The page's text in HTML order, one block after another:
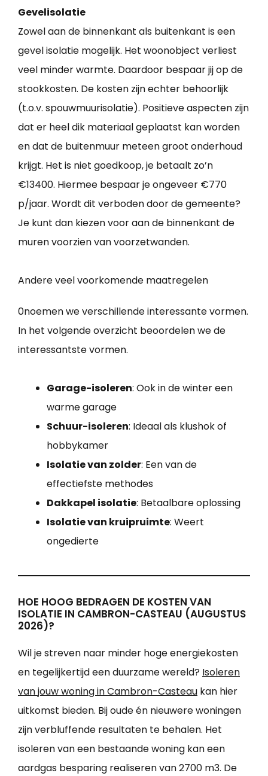
Gevelisolatie
Zowel aan de binnenkant als buitenkant is een
gevel isolatie mogelijk. Het woonobject verliest
veel minder warmte. Daardoor bespaar jij op de
stookkosten. De kosten zijn echter behoorlijk
(t.o.v. spouwmuurisolatie). Positieve aspecten zijn
dat er heel dik materiaal geplaatst kan worden
en dat de buitenmuur meteen groot onderhoud
krijgt. Het is niet goedkoop, je betaalt zo’n
€13400. Hiermee bespaar je ongeveer €770
p/jaar. Wordt dit verboden door de gemeente?
Je kunt dan kiezen voor aan de binnenkant de
muren voorzien van voorzetwanden.
Andere veel voorkomende maatregelen
0noemen we verschillende interessante vormen.
In het volgende overzicht beoordelen we de
interessantste vormen.
Garage-isoleren: Ook in de winter een
warme garage
Schuur-isoleren: Ideaal als klushok of
hobbykamer
Isolatie van zolder: Een van de
effectiefste methodes
Dakkapel isolatie: Betaalbare oplossing
Isolatie van kruipruimte: Weert
ongedierte
HOE HOOG BEDRAGEN DE KOSTEN VAN
ISOLATIE IN CAMBRON-CASTEAU (AUGUSTUS
2026)?
Wil je streven naar minder hoge energiekosten
en tegelijkertijd een duurzame wereld? Isoleren
van jouw woning in Cambron-Casteau kan hier
uitkomst bieden. Bij oude én nieuwere woningen
zijn verbluffende resultaten te behalen. Het
isoleren van een bestaande woning kan een
aardgas besparing realiseren van 2700 m3. De